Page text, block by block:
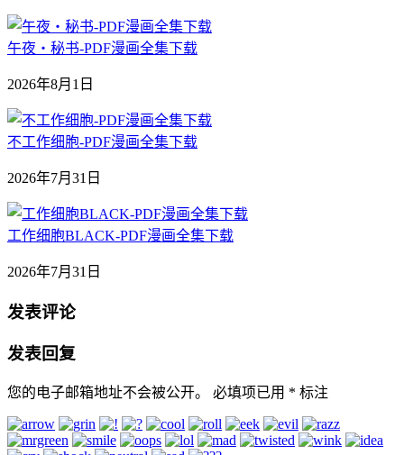
午夜‧秘书-PDF漫画全集下载
2026年8月1日
不工作细胞-PDF漫画全集下载
2026年7月31日
工作细胞BLACK-PDF漫画全集下载
2026年7月31日
发表评论
发表回复
您的电子邮箱地址不会被公开。 必填项已用 * 标注